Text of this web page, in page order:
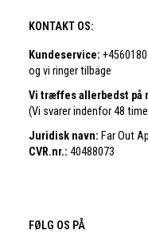
KONTAKT OS:
Kundeservice:
og vi ringer tilbage
Vi træffes allerbedst på
(Vi svarer indenfor 48
Juridisk navn: Far Out
CVR.nr.: 40488073
FØLG OS PÅ